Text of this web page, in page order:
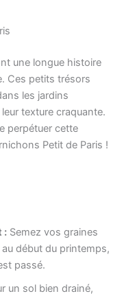
une longue histoire
Ces petits trésors
les jardins
texture craquante.
perpétuer cette
Petit de Paris !
:Semez vos graines
début du printemps,
passé.
un sol bien drainé,